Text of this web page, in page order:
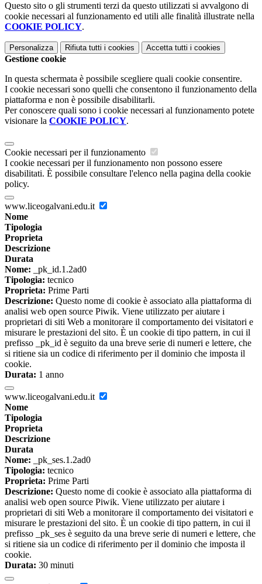
Questo sito o gli strumenti terzi da questo utilizzati si avvalgono di
cookie necessari al funzionamento ed utili alle finalità illustrate nella
COOKIE POLICY.
Personalizza Rifiuta tutti i cookies Accetta tutti i cookies
Gestione cookie
In questa schermata è possibile scegliere quali cookie consentire.
I cookie necessari sono quelli che consentono il funzionamento della
piattaforma e non è possibile disabilitarli.
Per conoscere quali sono i cookie necessari al funzionamento potete
visionare la COOKIE POLICY.
Cookie necessari per il funzionamento
I cookie necessari per il funzionamento non possono essere
disabilitati. È possibile consultare l'elenco nella pagina della cookie
policy.
www.liceogalvani.edu.it
Nome
Tipologia
Proprieta
Descrizione
Durata
Nome: _pk_id.1.2ad0
Tipologia: tecnico
Proprieta: Prime Parti
Descrizione: Questo nome di cookie è associato alla piattaforma di
analisi web open source Piwik. Viene utilizzato per aiutare i
proprietari di siti Web a monitorare il comportamento dei visitatori e
misurare le prestazioni del sito. È un cookie di tipo pattern, in cui il
prefisso _pk_id è seguito da una breve serie di numeri e lettere, che
si ritiene sia un codice di riferimento per il dominio che imposta il
cookie.
Durata: 1 anno
www.liceogalvani.edu.it
Nome
Tipologia
Proprieta
Descrizione
Durata
Nome: _pk_ses.1.2ad0
Tipologia: tecnico
Proprieta: Prime Parti
Descrizione: Questo nome di cookie è associato alla piattaforma di
analisi web open source Piwik. Viene utilizzato per aiutare i
proprietari di siti Web a monitorare il comportamento dei visitatori e
misurare le prestazioni del sito. È un cookie di tipo pattern, in cui il
prefisso _pk_ses è seguito da una breve serie di numeri e lettere, che
si ritiene sia un codice di riferimento per il dominio che imposta il
cookie.
Durata: 30 minuti